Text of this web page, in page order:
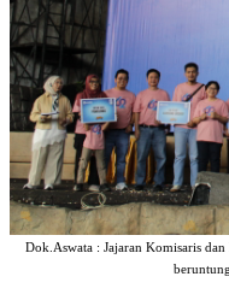
Dok.Aswata : Jajaran Komisaris